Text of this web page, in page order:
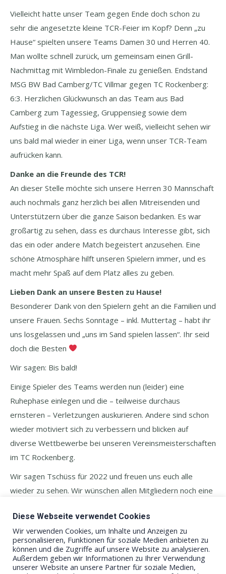
Vielleicht hatte unser Team gegen Ende doch schon zu
sehr die angesetzte kleine TCR-Feier im Kopf? Denn „zu
Hause“ spielten unsere Teams Damen 30 und Herren 40.
Man wollte schnell zurück, um gemeinsam einen Grill-
Nachmittag mit Wimbledon-Finale zu genießen. Endstand
MSG BW Bad Camberg/TC Villmar gegen TC Rockenberg:
6:3. Herzlichen Glückwunsch an das Team aus Bad
Camberg zum Tagessieg, Gruppensieg sowie dem
Aufstieg in die nächste Liga. Wer weiß, vielleicht sehen wir
uns bald mal wieder in einer Liga, wenn unser TCR-Team
aufrücken kann.
Danke an die Freunde des TCR!
An dieser Stelle möchte sich unsere Herren 30 Mannschaft
auch nochmals ganz herzlich bei allen Mitreisenden und
Unterstützern über die ganze Saison bedanken. Es war
großartig zu sehen, dass es durchaus Interesse gibt, sich
das ein oder andere Match begeistert anzusehen. Eine
schöne Atmosphäre hilft unseren Spielern immer, und es
macht mehr Spaß auf dem Platz alles zu geben.
Lieben Dank an unsere Besten zu Hause!
Besonderer Dank von den Spielern geht an die Familien und
unsere Frauen. Sechs Sonntage – inkl. Muttertag – habt ihr
uns losgelassen und „uns im Sand spielen lassen“. Ihr seid
doch die Besten
Wir sagen: Bis bald!
Einige Spieler des Teams werden nun (leider) eine
Ruhephase einlegen und die – teilweise durchaus
ernsteren – Verletzungen auskurieren. Andere sind schon
wieder motiviert sich zu verbessern und blicken auf
diverse Wettbewerbe bei unseren Vereinsmeisterschaften
im TC Rockenberg.
Wir sagen Tschüss für 2022 und freuen uns euch alle
wieder zu sehen. Wir wünschen allen Mitgliedern noch eine
gesund.
Sportliche Grüße Herren 30
Diese Webseite verwendet Cookies
Wir verwenden Cookies, um Inhalte und Anzeigen zu
personalisieren, Funktionen für soziale Medien anbieten zu
können und die Zugriffe auf unsere Website zu analysieren.
Außerdem geben wir Informationen zu Ihrer Verwendung
unserer Website an unsere Partner für soziale Medien,